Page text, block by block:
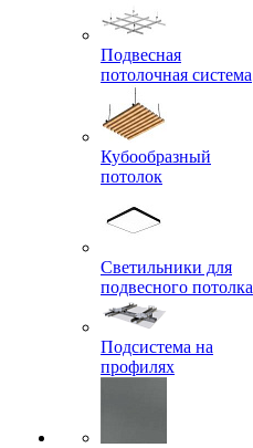
Подвесная
потолочная система
Кубообразный
потолок
Светильники для
подвесного потолка
Подсистема на
профилях